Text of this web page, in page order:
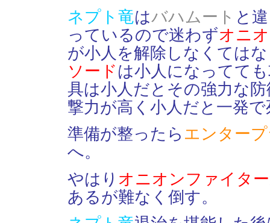
ネプト竜はバハムート と
っているので迷わずオニ
が小人を解除しなくては
ソード は小人になってて
具は小人だとその強力な
撃力が高く小人だと一発
準備が整ったら エンター
へ。
やはり オニオンファイター
あるが難なく倒す。